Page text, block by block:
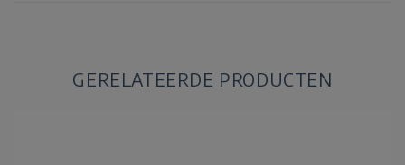
GERELATEERDE PRODUCTEN